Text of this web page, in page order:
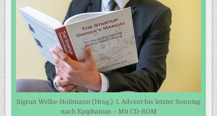
Sigrun Welke-Holtmann (Hrsg.): 1. Advent bis letzter Sonntag
nach Epiphanias – Mit CD-ROM